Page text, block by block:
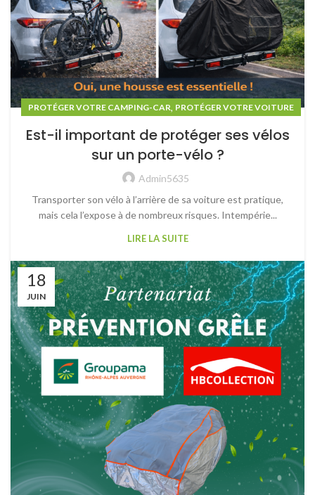
PROTÉGER VOTRE CAMPING-CAR, PROTÉGER VOTRE VOITURE
Est-il important de protéger ses vélos
sur un porte-vélo ?
Admin5635
Transporter son vélo à l’arrière de sa voiture est pratique,
mais cela l’expose à de nombreux risques. Intempérie...
LIRE LA SUITE
18
JUIN